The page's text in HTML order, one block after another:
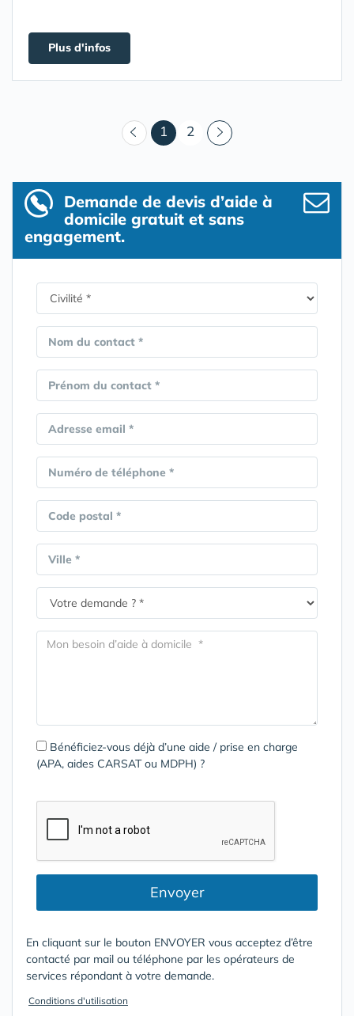
Plus d'infos
1 (courant)
2
Demande de devis d’aide à
domicile gratuit et sans
engagement.
Nom du contact *
Prénom du contact *
Adresse email *
Numéro de téléphone *
Code postal *
Ville *
Bénéficiez-vous déjà d’une aide / prise en charge
(APA, aides CARSAT ou MDPH) ?
Envoyer
En cliquant sur le bouton ENVOYER vous acceptez d’être
contacté par mail ou téléphone par les opérateurs de
services répondant à votre demande.
Conditions d'utilisation